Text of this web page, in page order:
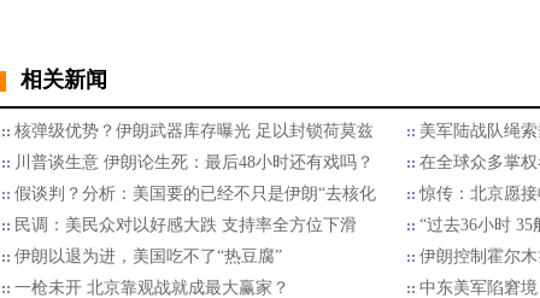
相关新闻
核弹级优势？伊朗武器库存曝光 足以封锁荷莫兹
美军陆战队绳
川普谈生意 伊朗论生死：最后48小时还有戏吗？
在全球众多掌
假谈判？分析：美国要的已经不只是伊朗“去核化
惊传：北京愿
民调：美民众对以好感大跌 支持率全方位下滑
“过去36小时
伊朗以退为进，美国吃不了“热豆腐”
伊朗控制霍尔
一枪未开 北京靠观战就成最大赢家？
中东美军陷窘